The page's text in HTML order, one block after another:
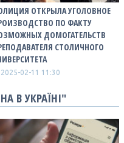
ОТКРЫЛА УГОЛОВНОЕ
ПО ФАКТУ
ДОМОГАТЕЛЬСТВ
СТОЛИЧНОГО
02-11 11:30
В УКРАЇНІ"